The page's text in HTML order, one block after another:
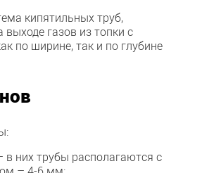
кипятильных труб,
газов из топки с
по ширине, так и по глубине
в них трубы располагаются с